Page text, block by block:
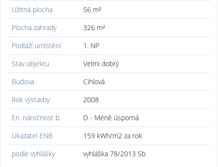
Užitná plocha
56 m²
Plocha zahrady
326 m²
Podlaží umístění
1. NP
Stav objektu
Velmi dobrý
Budova
Cihlová
Rok výstavby
2008
En. náročnost b.
D - Méně úsporná
Ukazatel ENB
159 kWh/m2 za rok
podle vyhlášky
vyhláška 78/2013 Sb